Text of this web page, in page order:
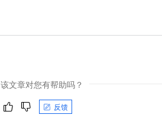
该文章对您有帮助吗？
反馈